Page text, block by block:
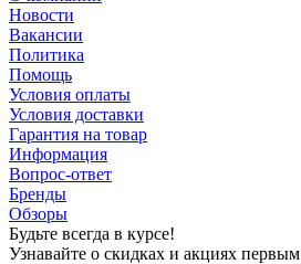
Новости
Вакансии
Политика
Помощь
Условия оплаты
Условия доставки
Гарантия на товар
Информация
Вопрос-ответ
Бренды
Обзоры
Будьте всегда в курсе!
Узнавайте о скидках и акциях первым